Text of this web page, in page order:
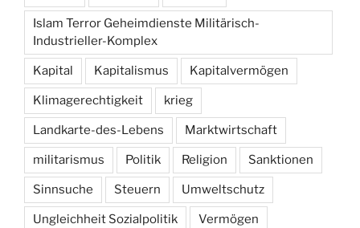
Islam Terror Geheimdienste Militärisch-
Industrieller-Komplex
Kapital Kapitalismus Kapitalvermögen
Klimagerechtigkeit krieg
Landkarte-des-Lebens Marktwirtschaft
militarismus Politik Religion Sanktionen
Sinnsuche Steuern Umweltschutz
Ungleichheit Sozialpolitik Vermögen